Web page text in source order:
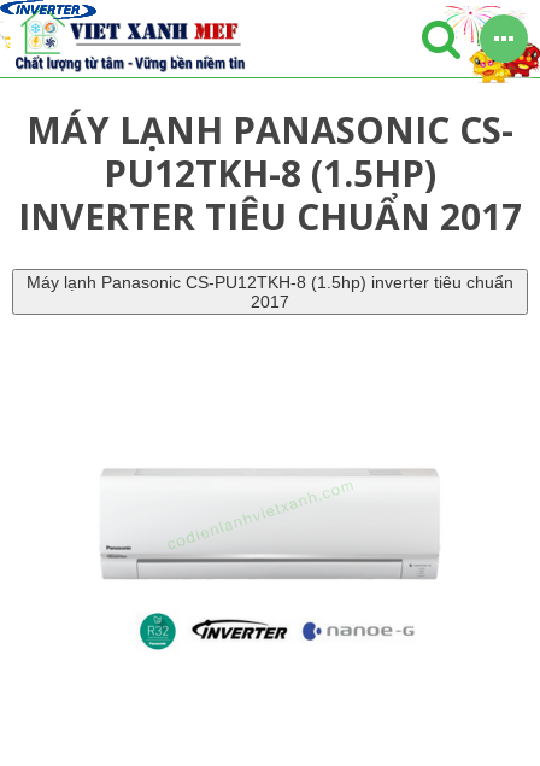
MÁY LẠNH PANASONIC CS-
PU12TKH-8 (1.5HP)
INVERTER TIÊU CHUẨN 2017
Máy lạnh Panasonic CS-PU12TKH-8 (1.5hp) inverter tiêu chuẩn
2017